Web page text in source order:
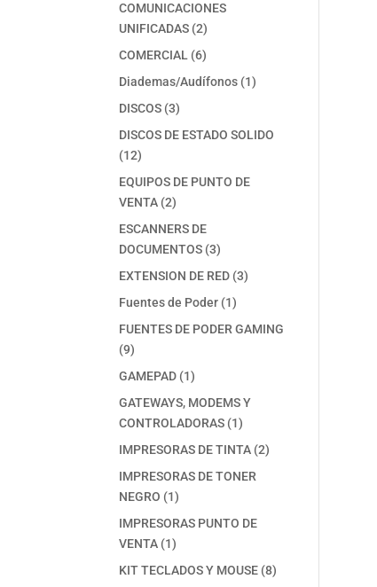
COMUNICACIONES
UNIFICADAS 22
productos
COMERCIAL 66
productos
Diademas/Audífonos 11
DISCOS 33
productos
DISCOS DE ESTADO SOLIDO
1212
productos
EQUIPOS DE PUNTO DE
VENTA 22
productos
ESCANNERS DE
DOCUMENTOS 33
productos
EXTENSION DE RED 33
Fuentes de Poder 11
producto
FUENTES DE PODER GAMING
99
productos
GAMEPAD 11
producto
GATEWAYS, MODEMS Y
CONTROLADORAS 11
producto
IMPRESORAS DE TINTA 22
IMPRESORAS DE TONER
NEGRO
11
producto
IMPRESORAS PUNTO DE
VENTA 11
producto
KIT TECLADOS Y MOUSE 88